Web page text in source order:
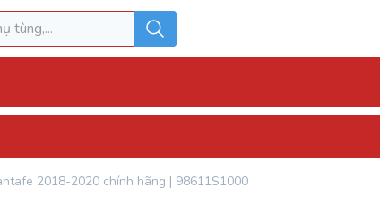
2018-2020 chính hãng | 98611S1000